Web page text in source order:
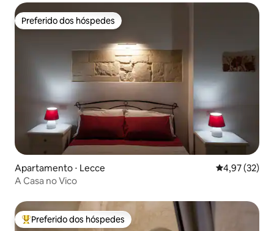
Preferido dos hóspedes
Preferido dos hóspedes
Apartamento ⋅ Lecce 4,97 de uma
4,97 (32)
A Casa no Vico
Entre os melhores preferidos dos hóspedes
Preferido dos hóspedes